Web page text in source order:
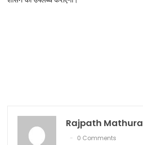
Rajpath Mathura
0 Comments